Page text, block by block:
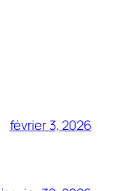
février 3, 2026